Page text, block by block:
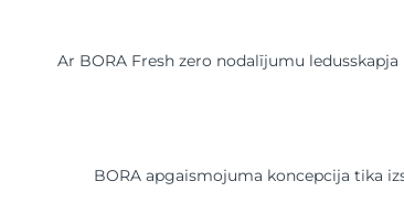
Ar BORA Fresh zero nodalījumu
BORA apgaismojuma koncepcija tika